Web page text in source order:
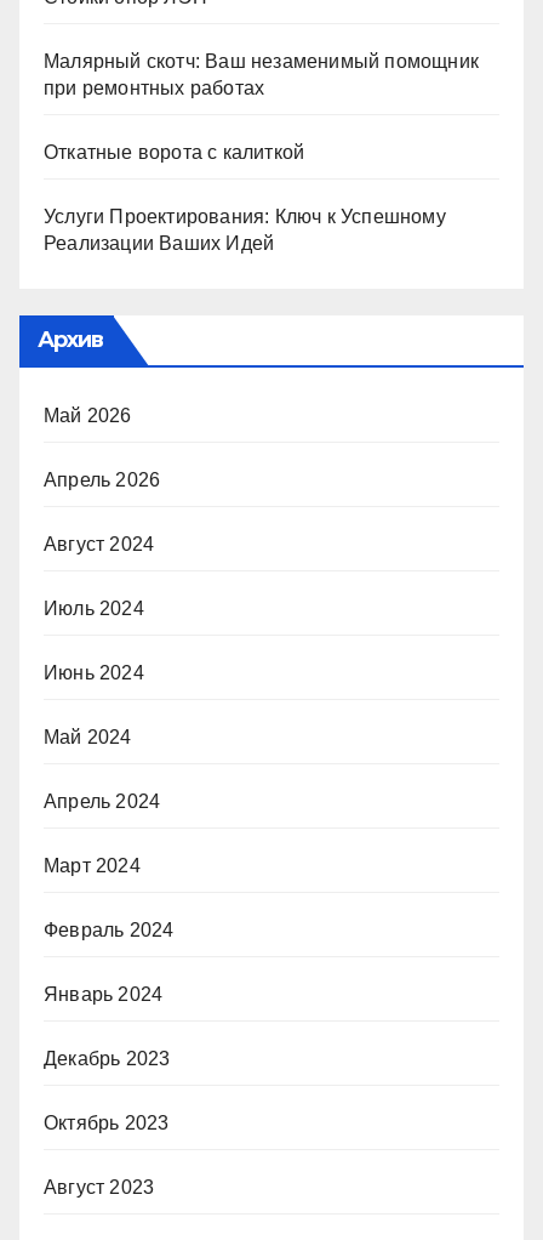
Малярный скотч: Ваш незаменимый помощник
при ремонтных работах
Откатные ворота с калиткой
Услуги Проектирования: Ключ к Успешному
Реализации Ваших Идей
Архив
Май 2026
Апрель 2026
Август 2024
Июль 2024
Июнь 2024
Май 2024
Апрель 2024
Март 2024
Февраль 2024
Январь 2024
Декабрь 2023
Октябрь 2023
Август 2023